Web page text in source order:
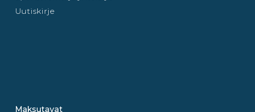
Uutiskirje
Maksutavat